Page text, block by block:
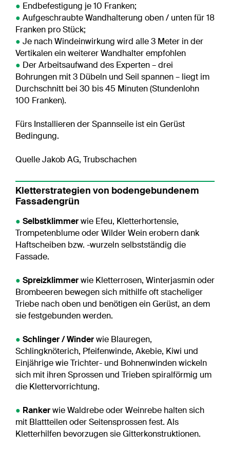
● Endbefestigung je 10 Franken;
● Aufgeschraubte Wandhalterung oben / unten für 18
Franken pro Stück;
● Je nach Windeinwirkung wird alle 3 Meter in der
Vertikalen ein weiterer Wandhalter empfohlen
● Der Arbeitsaufwand des Experten – drei
Bohrungen mit 3 Dübeln und Seil spannen – liegt im
Durchschnitt bei 30 bis 45 Minuten (Stundenlohn
100 Franken).
Fürs Installieren der Spannseile ist ein Gerüst
Bedingung.
Quelle Jakob AG, Trubschachen
Kletterstrategien von bodengebundenem
Fassadengrün
● Selbstklimmerwie Efeu, Kletterhortensie,
Trompetenblume oder Wilder Wein erobern dank
Haftscheiben bzw. -wurzeln selbstständig die
Fassade.
● Spreizklimmerwie Kletterrosen, Winterjasmin oder
Brombeeren bewegen sich mithilfe oft stacheliger
Triebe nach oben und benötigen ein Gerüst, an dem
sie festgebunden werden.
● Schlinger / Winderwie Blauregen,
Schlingknöterich, Pfeifenwinde, Akebie, Kiwi und
Einjährige wie Trichter- und Bohnenwinden wickeln
sich mit ihren Sprossen und Trieben spiralförmig um
die Klettervorrichtung.
● Rankerwie Waldrebe oder Weinrebe halten sich
mit Blattteilen oder Seitensprossen fest. Als
Kletterhilfen bevorzugen sie Gitterkonstruktionen.